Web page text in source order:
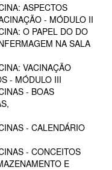
ASPECTOS
- MÓDULO II
O PAPEL DO DO
NA SALA
VACINAÇÃO
- MÓDULO III
- BOAS
- CALENDÁRIO
- CONCEITOS
E